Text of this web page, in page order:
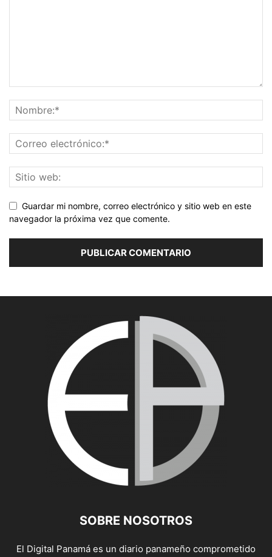
Guardar mi nombre, correo electrónico y sitio web en este
navegador la próxima vez que comente.
SOBRE NOSOTROS
El Digital Panamá es un diario panameño comprometido